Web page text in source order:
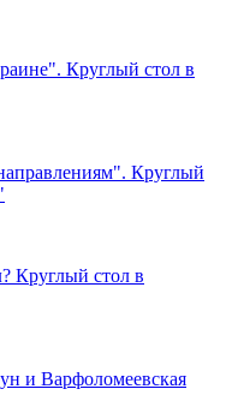
Круглый стол в
Круглый
Круглый стол в
и Варфоломеевская